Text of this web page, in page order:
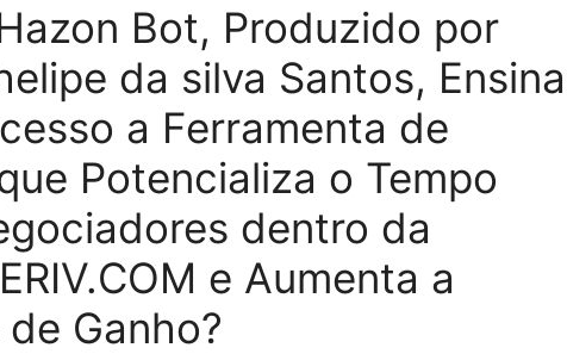
Bot, Produzido por
da silva Santos, Ensina
a Ferramenta de
Potencializa o Tempo
dentro da
e Aumenta a
Ganho?